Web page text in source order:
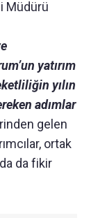
Müdürü
yatırım
yılın
adımlar
gelen
ortak
da fikir